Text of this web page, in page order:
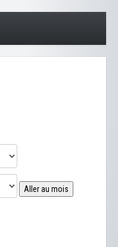
Aller au mois